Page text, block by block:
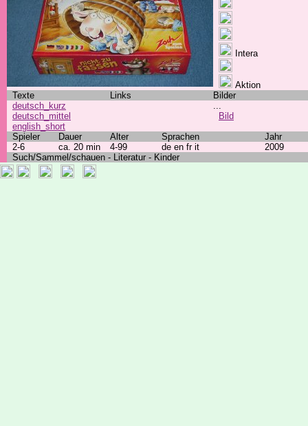
Intera
Aktion
Texte
Links
Bilder
deutsch_kurz
deutsch_mittel
english_short
...
Bild
Spieler
Dauer Alter Sprachen
Jahr
2-6
ca. 20 min 4-99 de en fr it
2009
Such/Sammel/schauen - Literatur - Kinder